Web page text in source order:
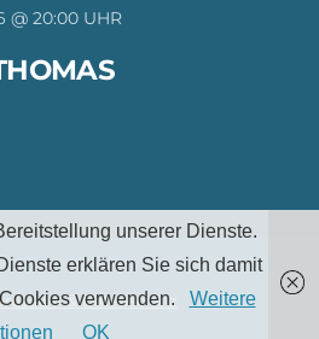
@ 20:00
& Datenschutz
unserer Dienste.
erklären Sie sich damit
verwenden.
Weitere
OK